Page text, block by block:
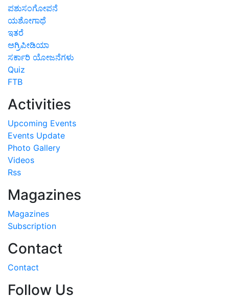
ಪಶುಸಂಗೋಪನೆ
ಯಶೋಗಾಥೆ
ಇತರೆ
ಅಗ್ರಿಪೀಡಿಯಾ
ಸರ್ಕಾರಿ ಯೋಜನೆಗಳು
Quiz
FTB
Activities
Upcoming Events
Events Update
Photo Gallery
Videos
Rss
Magazines
Magazines
Subscription
Contact
Contact
Follow Us